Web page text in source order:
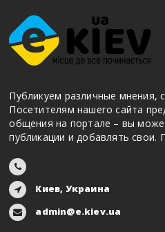
Публикуем различные мнения,
Посетителям нашего сайта
общения на портале – вы
публикации и добавлять свои.
Киев, Украина
admin@e.kiev.ua